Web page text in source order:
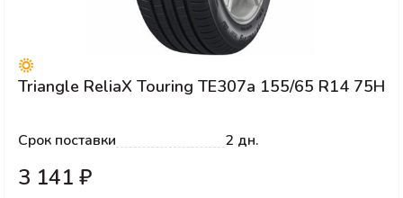
Triangle ReliaX Touring TE307a 155/65 R14 75H
Срок поставки 2 дн.
3 141 ₽